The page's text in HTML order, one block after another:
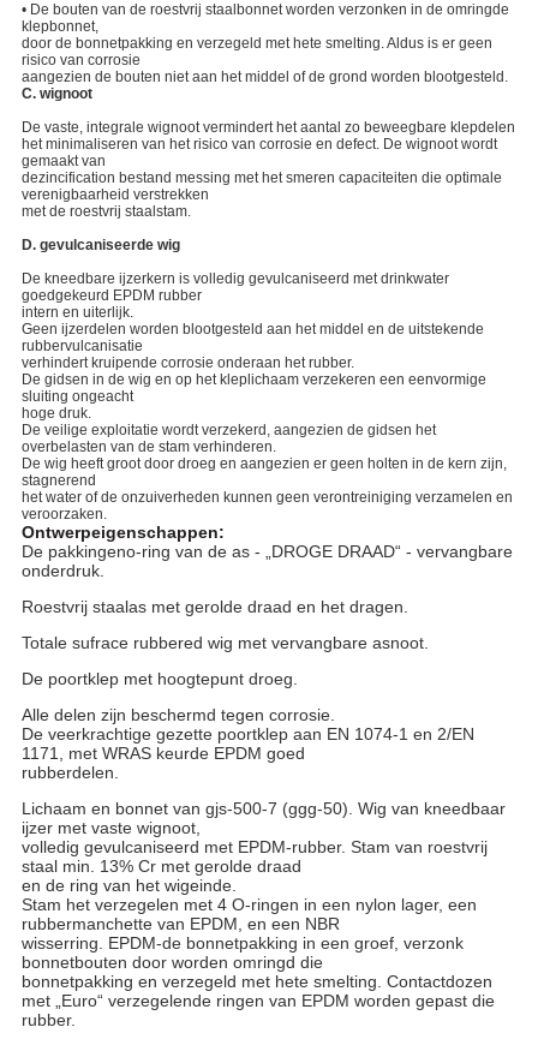
• De bouten van de roestvrij staalbonnet worden verzonken in de omringde
klepbonnet,
door de bonnetpakking en verzegeld met hete smelting. Aldus is er geen
risico van corrosie
aangezien de bouten niet aan het middel of de grond worden blootgesteld.
C. wignoot
De vaste, integrale wignoot vermindert het aantal zo beweegbare klepdelen
het minimaliseren van het risico van corrosie en defect. De wignoot wordt
gemaakt van
dezincification bestand messing met het smeren capaciteiten die optimale
verenigbaarheid verstrekken
met de roestvrij staalstam.
D. gevulcaniseerde wig
De kneedbare ijzerkern is volledig gevulcaniseerd met drinkwater
goedgekeurd EPDM rubber
intern en uiterlijk.
Geen ijzerdelen worden blootgesteld aan het middel en de uitstekende
rubbervulcanisatie
verhindert kruipende corrosie onderaan het rubber.
De gidsen in de wig en op het kleplichaam verzekeren een eenvormige
sluiting ongeacht
hoge druk.
De veilige exploitatie wordt verzekerd, aangezien de gidsen het
overbelasten van de stam verhinderen.
De wig heeft groot door droeg en aangezien er geen holten in de kern zijn,
stagnerend
het water of de onzuiverheden kunnen geen verontreiniging verzamelen en
veroorzaken.
Ontwerpeigenschappen:
De pakkingeno-ring van de as - „DROGE DRAAD“ - vervangbare
onderdruk.
Roestvrij staalas met gerolde draad en het dragen.
Totale sufrace rubbered wig met vervangbare asnoot.
De poortklep met hoogtepunt droeg.
Alle delen zijn beschermd tegen corrosie.
De veerkrachtige gezette poortklep aan EN 1074-1 en 2/EN
1171, met WRAS keurde EPDM goed
rubberdelen.
Lichaam en bonnet van gjs-500-7 (ggg-50). Wig van kneedbaar
ijzer met vaste wignoot,
volledig gevulcaniseerd met EPDM-rubber. Stam van roestvrij
staal min. 13% Cr met gerolde draad
en de ring van het wigeinde.
Stam het verzegelen met 4 O-ringen in een nylon lager, een
rubbermanchette van EPDM, en een NBR
wisserring. EPDM-de bonnetpakking in een groef, verzonk
bonnetbouten door worden omringd die
bonnetpakking en verzegeld met hete smelting. Contactdozen
met „Euro“ verzegelende ringen van EPDM worden gepast die
rubber.